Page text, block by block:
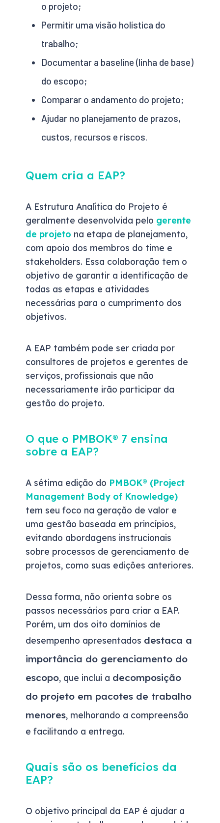
o projeto;
Permitir uma visão holística do
trabalho;
Documentar a baseline (linha de base)
do escopo;
Comparar o andamento do projeto;
Ajudar no planejamento de prazos,
custos, recursos e riscos.
Quem cria a EAP?
A Estrutura Analítica do Projeto é
geralmente desenvolvida pelo gerente
de projeto na etapa de planejamento,
com apoio dos membros do time e
stakeholders. Essa colaboração tem o
objetivo de garantir a identificação de
todas as etapas e atividades
necessárias para o cumprimento dos
objetivos.
A EAP também pode ser criada por
consultores de projetos e gerentes de
serviços, profissionais que não
necessariamente irão participar da
gestão do projeto.
O que o PMBOK® 7 ensina
sobre a EAP?
A sétima edição do PMBOK® (Project
Management Body of Knowledge)
tem seu foco na geração de valor e
uma gestão baseada em princípios,
evitando abordagens instrucionais
sobre processos de gerenciamento de
projetos, como suas edições anteriores.
Dessa forma, não orienta sobre os
passos necessários para criar a EAP.
Porém, um dos oito domínios de
desempenho apresentados destaca a
importância do gerenciamento do
escopo, que inclui a decomposição
do projeto em pacotes de trabalho
menores, melhorando a compreensão
e facilitando a entrega.
Quais são os benefícios da
EAP?
O objetivo principal da EAP é ajudar a